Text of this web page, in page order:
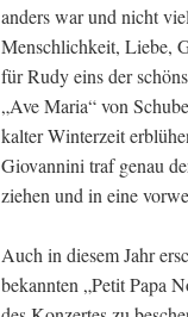
anders war und nicht
Menschlichkeit, Liebe,
für Rudy eins der
„Ave Maria“ von
kalter Winterzeit
Giovannini traf genau
ziehen und in eine
Auch in diesem Jahr
bekannten „Petit Papa